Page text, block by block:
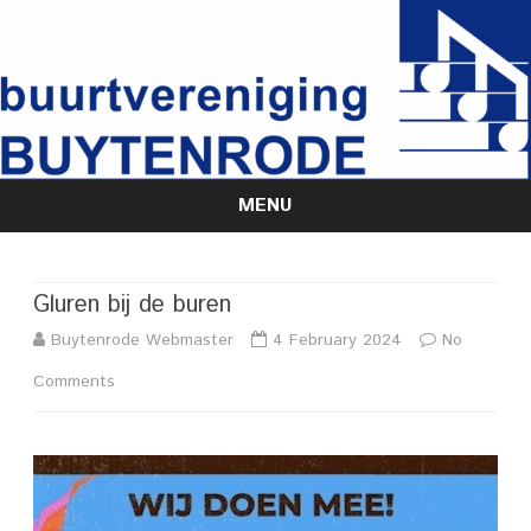
MENU
Skip
Gluren bij de buren
Buytenrode Webmaster 4 February 2024
No
Comments
bij
de